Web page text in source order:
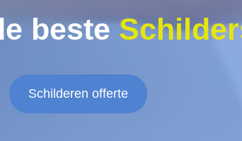
beste
Schilderen offerte